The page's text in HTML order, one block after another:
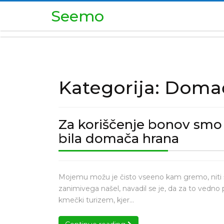
Seemo
Kategorija:
Za koriščenje bonov
bila domača hrana
smo
šli
koriščenje
bonov
Mojemu možu je čisto vseeno kam gremo, niti
zanimivega našel, navadil se je, da za to
kmečki turizem, kjer…